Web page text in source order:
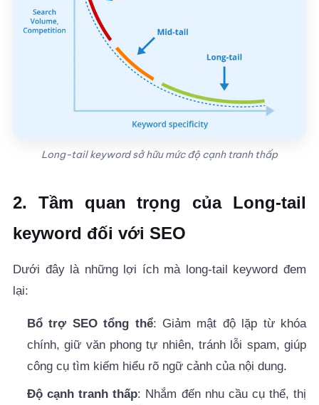
Long-tail keyword sở hữu mức độ cạnh tranh thấp
2. Tầm quan trọng của Long-tail
keyword đối với SEO
Dưới đây là những lợi ích mà long-tail keyword đem
lại:
Bổ trợ SEO tổng thể: Giảm mật độ lặp từ khóa
chính, giữ văn phong tự nhiên, tránh lỗi spam, giúp
công cụ tìm kiếm hiểu rõ ngữ cảnh của nội dung.
Độ cạnh tranh thấp: Nhắm đến nhu cầu cụ thể, thị